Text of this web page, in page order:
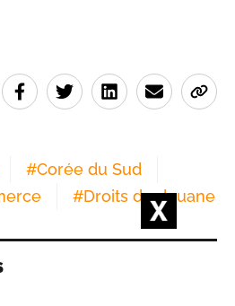
#Corée du Sud
#Droits de douane